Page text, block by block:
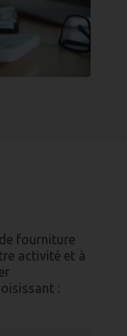
fourniture
activité et à
: